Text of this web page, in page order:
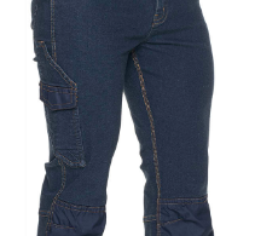
ANHÄNGER